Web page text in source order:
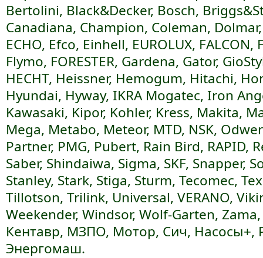
Bertolini, Black&Decker, Bosch,
Canadiana, Champion, Coleman, Dolmar,
ECHO, Efco, Einhell, EUROLUX, FALCON,
Flymo, FORESTER, Gardena, Gator,
HECHT, Heissner, Hemogum, Hitachi,
Hyundai, Hyway, IKRA Mogatec, Iron
Kawasaki, Kipor, Kohler, Kress, Makita,
Mega, Metabo, Meteor, MTD, NSK,
Partner, PMG, Pubert, Rain Bird, RAPID,
Saber, Shindaiwa, Sigma, SKF, Snapper,
Stanley, Stark, Stiga, Sturm, Tecomec,
Tillotson, Trilink, Universal, VERANO,
Weekender, Windsor, Wolf-Garten,
Кентавр, МЗПО, Мотор, Сич, Насосы+,
Энергомаш.